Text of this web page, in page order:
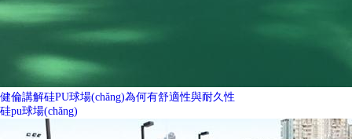
健倫講解硅PU球場(chǎng)為何有舒適性與耐久性
硅pu球場(chǎng)